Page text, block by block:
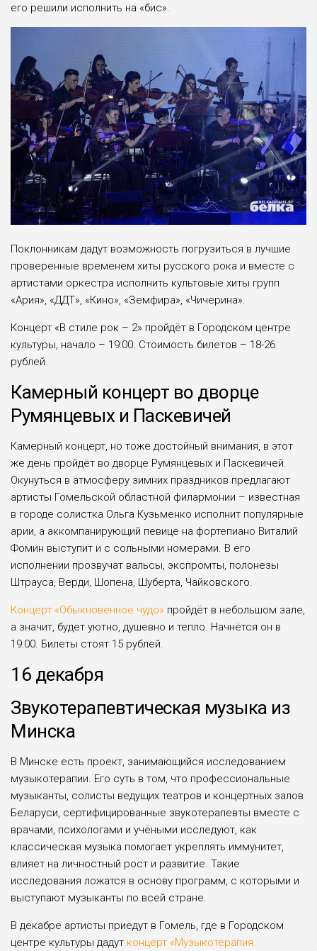
его решили исполнить на «бис».
Поклонникам дадут возможность погрузиться в лучшие
проверенные временем хиты русского рока и вместе с
артистами оркестра исполнить культовые хиты групп
«Ария», «ДДТ», «Кино», «Земфира», «Чичерина».
Концерт «В стиле рок – 2» пройдёт в Городском центре
культуры, начало – 19:00. Стоимость билетов – 18-26
рублей.
Камерный концерт во дворце
Румянцевых и Паскевичей
Камерный концерт, но тоже достойный внимания, в этот
же день пройдёт во дворце Румянцевых и Паскевичей.
Окунуться в атмосферу зимних праздников предлагают
артисты Гомельской областной филармонии – известная
в городе солистка Ольга Кузьменко исполнит популярные
арии, а аккомпанирующий певице на фортепиано Виталий
Фомин выступит и с сольными номерами. В его
исполнении прозвучат вальсы, экспромты, полонезы
Штрауса, Верди, Шопена, Шуберта, Чайковского.
Концерт «Обыкновенное чудо» пройдёт в небольшом зале,
а значит, будет уютно, душевно и тепло. Начнётся он в
19:00. Билеты стоят 15 рублей.
16 декабря
Звукотерапевтическая музыка из
Минска
В Минске есть проект, занимающийся исследованием
музыкотерапии. Его суть в том, что профессиональные
музыканты, солисты ведущих театров и концертных залов
Беларуси, сертифицированные звукотерапевты вместе с
врачами, психологами и учёными исследуют, как
классическая музыка помогает укреплять иммунитет,
влияет на личностный рост и развитие. Такие
исследования ложатся в основу программ, с которыми и
выступают музыканты по всей стране.
В декабре артисты приедут в Гомель, где в Городском
центре культуры дадут концерт «Музыкотерапия.